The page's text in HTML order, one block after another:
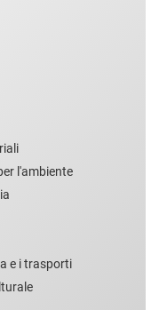
l'ambiente
e i trasporti